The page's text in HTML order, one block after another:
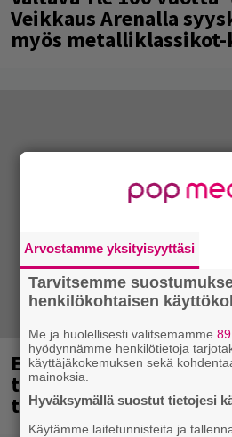
Veikkaus Arenalla
myös
Eppu Normaalin
tänään – katso
täältä
Arvostamme yksityisyyttäsi
Tarvitsemme
henkilökohtaisen
Me ja huolellisesti valitsemamme
hyödynnämme henkilötietoja
käyttäjäkokemuksen sekä
mainoksia.
Hyväksymällä suostut tietojesi
Käytämme laitetunnisteita ja